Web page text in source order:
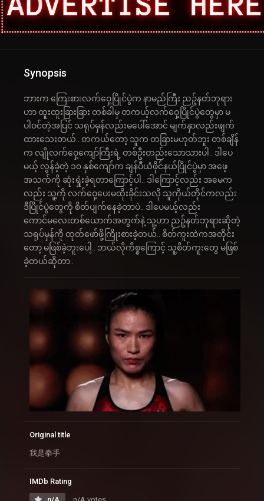
Synopsis
ဘားက ကြေးစားလက်ဝှေ့ပြိုင်ပွဲက နာမည်ကြီး ညဉ့်နတ်ဘုရား
ဟာ ထူးထူးခြားခြား တစ်ခါမှ တကယ့်လက်ဝှေ့ပြိုင်ပွဲတွေမှာ မ
ပါဝင်တဲ့အပြင် သရုပ်မှန်လည်းမပေါ်အောင် မျက်နှာလည်းဖျက်
ထားသေးတယ်.. တကယ်တော့ သူက တခြားမဟုတ်ဘူး တစ်ချိန်
က လျိုလက်ဝှေ့ကျော်ကြီးရဲ့ တစ်ဦးတည်းသောသားပါ.. ဒါပေ
မယ့် လွန်ခဲ့တဲ့ ၁၀ နှစ်ကျော်က ချန်ပီယံဖိုင်နယ်ပြိုင်ပွဲမှာ အဖေ့
အသက်ကို ဆုံးရှုံးခဲ့ရတာကြောင့်ပါ.. ဒါကြောင့်လည်း အမေက
လည်း သူ့ကို လက်ဝှေ့ပေးမထိုးခိုင်းသလို သူကိုယ်တိုင်ကလည်း
ဒီပြိုင်ပွဲတွေကို စိတ်ပျက်နေခဲ့တာပဲ.. ဒါပေမယ့်လည်း
ကောင်မလေးတစ်ယောက်အတွက်နဲ့ သူ့ဟာ ညဉ့်နတ်ဘုရားဆိုတဲ့
သရုပ်မှန်ကို ထုတ်ဖော်ဖို့ကြိုးစားခဲ့တယ်.. စိတ်ကူးထဲကအတိုင်း
တော့ မဖြစ်ခဲ့ဘူးပေါ့.. ဘယ်လိုကိစ္စကြောင့် သူ့စိတ်ကူးတွေ မဖြစ်
ခဲ့တယ်ဆိုတာ..
Original title
我是拳手
IMDb Rating